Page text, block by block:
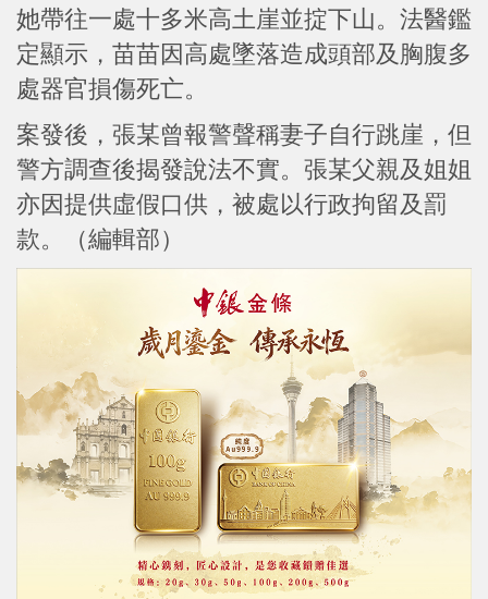
她帶往一處十多米高土崖並掟下山。法醫鑑
定顯示，苗苗因高處墜落造成頭部及胸腹多
處器官損傷死亡。
案發後，張某曾報警聲稱妻子自行跳崖，但
警方調查後揭發說法不實。張某父親及姐姐
亦因提供虛假口供，被處以行政拘留及罰
款。（編輯部）